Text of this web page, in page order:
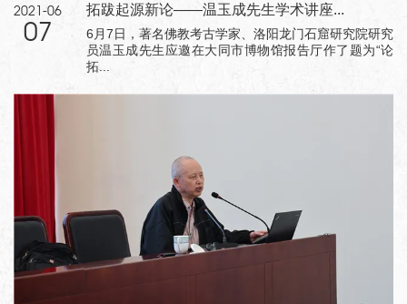
拓跋起源新论——温玉成先生学术讲座...
6月7日，著名佛教考古学家、洛阳龙门石窟研究院研究
员温玉成先生应邀在大同市博物馆报告厅作了题为“论
拓...
2021-06
07